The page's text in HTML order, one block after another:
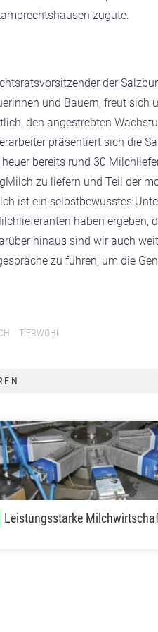
zugute.
der
und Bauern, freut sich
den angestrebten
präsentiert sich die
bereits rund 30
zu liefern und Teil der
ist ein selbstbewusstes
haben ergeben,
hinaus sind wir auch
zu führen, um die
TIERWOHL
Leistungsstarke